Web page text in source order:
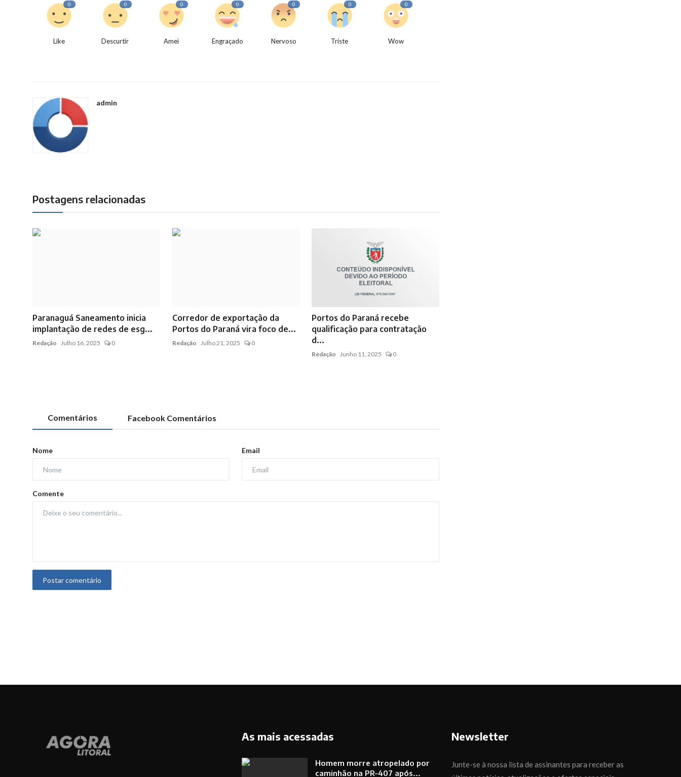
0
Like
0
Descurtir
0
Amei
0
Engraçado
0
Nervoso
0
Triste
0
Wow
admin
Postagens relacionadas
Paranaguá Saneamento inicia
implantação de redes de esg...
Redação Julho 16, 2025 0
Corredor de exportação da
Portos do Paraná vira foco de...
Redação Julho 21, 2025 0
Portos do Paraná recebe
qualificação para contratação
d...
Redação Junho 11, 2025 0
Comentários Facebook Comentários
Nome Email
Comente
Postar comentário
As mais acessadas
Homem morre atropelado por
caminhão na PR-407 após...
Newsletter
Junte-se à nossa lista de assinantes para receber as